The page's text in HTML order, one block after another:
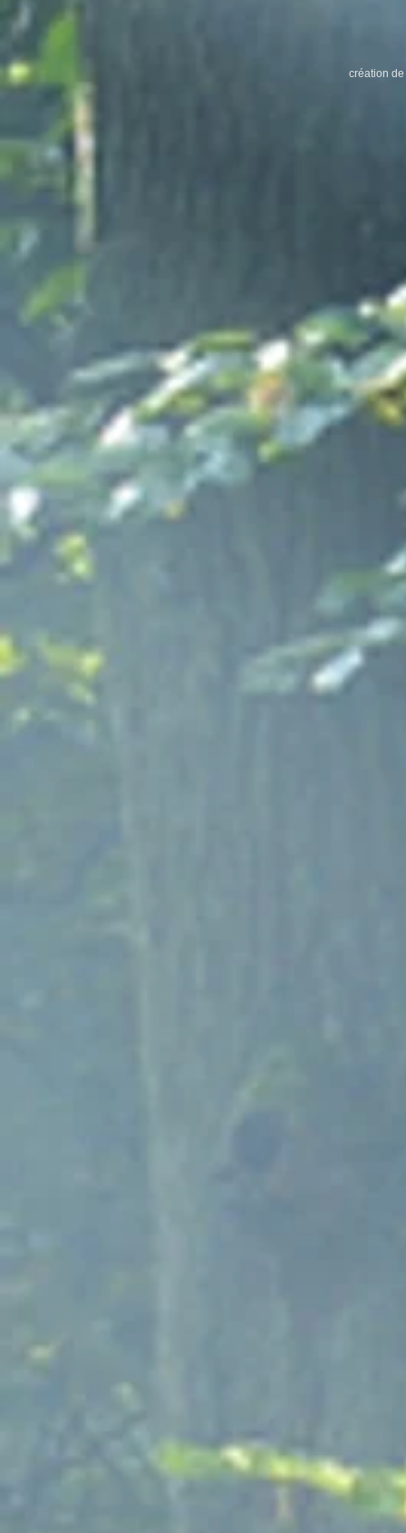
création